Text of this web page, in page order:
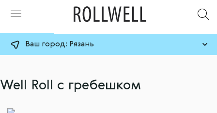
Ваш город: Рязань
Well Roll с гребешком